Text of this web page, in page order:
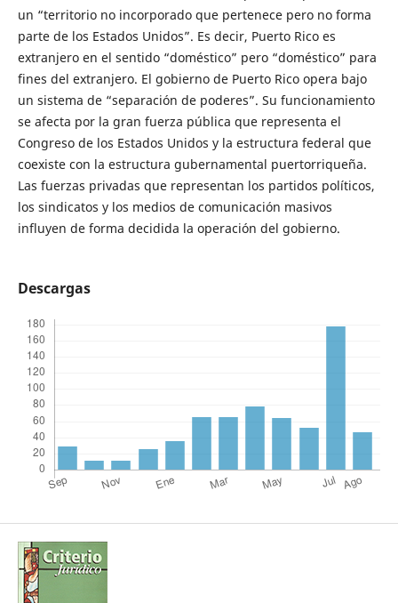
un “territorio no incorporado que pertenece pero no forma
parte de los Estados Unidos”. Es decir, Puerto Rico es
extranjero en el sentido “doméstico” pero “doméstico” para
fines del extranjero. El gobierno de Puerto Rico opera bajo
un sistema de “separación de poderes”. Su funcionamiento
se afecta por la gran fuerza pública que representa el
Congreso de los Estados Unidos y la estructura federal que
coexiste con la estructura gubernamental puertorriqueña.
Las fuerzas privadas que representan los partidos políticos,
los sindicatos y los medios de comunicación masivos
influyen de forma decidida la operación del gobierno.
Descargas